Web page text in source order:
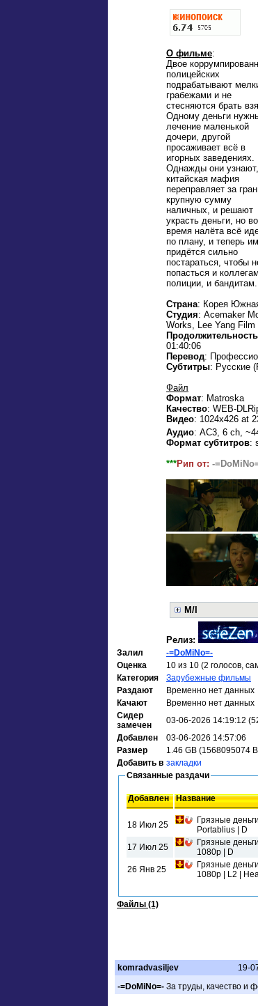
О фильме:
Двое
полицейских
подрабатывают
грабежами и не
стесняются брать
Одному деньги
лечение маленькой
дочери, другой
просаживает всё в
игорных заведениях.
Однажды они
китайская мафия
переправляет за
крупную сумму
наличных, и решают
украсть деньги, но во
время налёта всё
по плану, и теперь им
придётся сильно
постараться, чтобы
попасться и
полиции, и бандитам.
Страна: Корея
Студия: Acemaker
Works, Lee Yang Film
Продолжительность
01:40:06
Перевод:
Субтитры: Русские
Файл
Формат: Matroska
Качество: WEB-
Видео: 1024x426 at
Аудио: AC3, 6 ch,
Формат субтитров:
***Рип от: -
M/I
Релиз:
Залил
-=DoMiNo=-
Оценка
10 из 10 (2 голосов,
Категория
Зарубежные фильмы
Раздают
Временно нет данных
Качают
Временно нет данных
Сидер
замечен
03-06-2026 14:19:12
Добавлен
03-06-2026 14:57:06
Размер
1.46 GB (1568095074
Добавить в закладки
Связанные раздачи
Добавлен Название
18 Июл 25
Грязные
Portablius | D
17 Июл 25
Грязные
1080p | D
26 Янв 25
Грязные
1080p | L2 |
Файлы (1)
komradvasiljev 19-
-=DoMiNo=- За труды, качество и